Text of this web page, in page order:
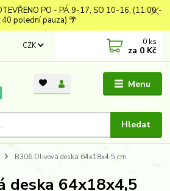
PO - PÁ 9-17, SO 10-16, (11:00 -
polední pauza) 🌴
Menu
CZK
Hledat
0 ks
za 0 Kč
B306 Olivová deska 64x18x4,5 cm
deska 64x18x4,5